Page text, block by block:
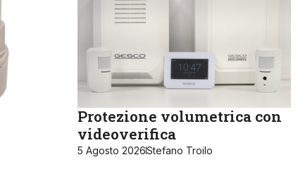
Protezione volumetrica con
videoverifica
5 Agosto 2026Stefano Troilo